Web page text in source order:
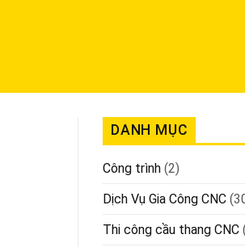
DANH MỤC
Công trình (2)
Dịch Vụ Gia Công CNC
Thi công cầu thang CNC